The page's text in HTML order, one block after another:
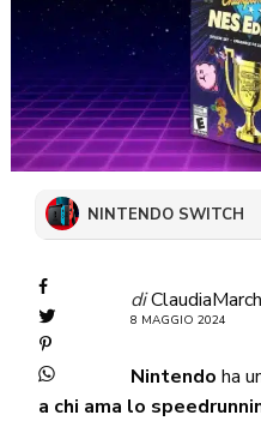
NINTENDO SWITCH
di
8 MAGGIO 2024
Nintendo ha
a chi ama lo